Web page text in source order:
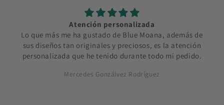
Atención personalizada
Lo que más me ha gustado de Blue Moana, además de
sus diseños tan originales y preciosos, es la atención
personalizada que he tenido durante todo mi pedido.
Mercedes Gonzálvez Rodríguez